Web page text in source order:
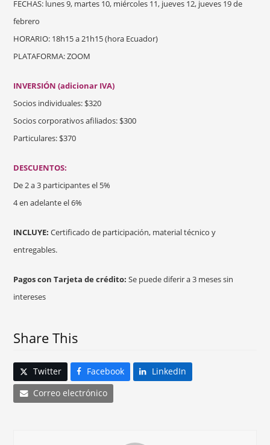
FECHAS: lunes 9, martes 10, miércoles 11, jueves 12, jueves 19 de
febrero
HORARIO: 18h15 a 21h15 (hora Ecuador)
PLATAFORMA: ZOOM
INVERSIÓN (adicionar IVA)
Socios individuales: $320
Socios corporativos afiliados: $300
Particulares: $370
DESCUENTOS:
De 2 a 3 participantes el 5%
4 en adelante el 6%
INCLUYE: Certificado de participación, material técnico y
entregables.
Pagos con Tarjeta de crédito: Se puede diferir a 3 meses sin
intereses
Share This
Twitter Facebook LinkedIn
Correo electrónico